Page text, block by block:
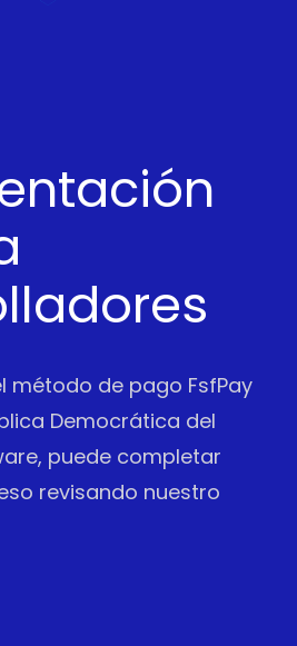
método de pago FsfPay
Democrática del
puede completar
revisando nuestro